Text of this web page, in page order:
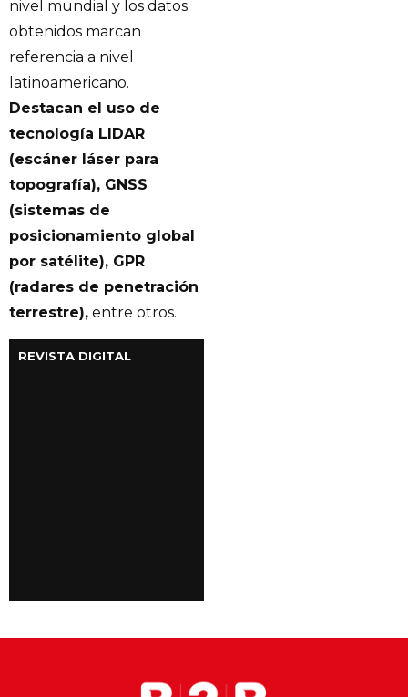
nivel mundial y los datos
obtenidos marcan
referencia a nivel
latinoamericano.
Destacan el uso de
tecnología LIDAR
(escáner láser para
topografía), GNSS
(sistemas de
posicionamiento global
por satélite), GPR
(radares de penetración
terrestre), entre otros.
REVISTA DIGITAL